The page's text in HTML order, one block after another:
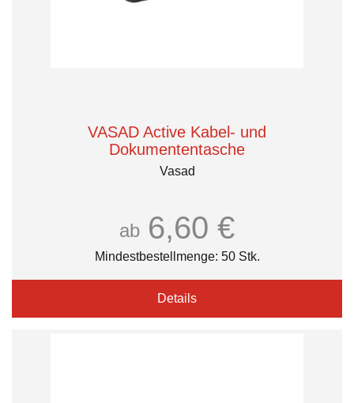
VASAD Active Kabel- und
Dokumententasche
Vasad
ab 6,60 €
Mindestbestellmenge: 50 Stk.
Details